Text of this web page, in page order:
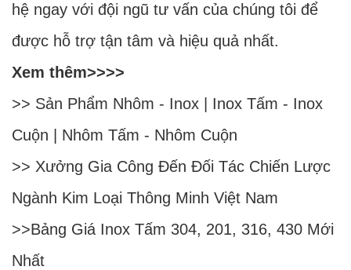
hệ ngay với đội ngũ tư vấn của chúng tôi để
được hỗ trợ tận tâm và hiệu quả nhất.
Xem thêm>>>>
>> Sản Phẩm Nhôm - Inox Inox Tấm - Inox
Cuộn
Nhôm Tấm - Nhôm Cuộn
>> Xưởng Gia Công Đến Đối Tác Chiến Lược
Ngành Kim Loại Thông Minh Việt Nam
>>Bảng Giá Inox Tấm 304, 201, 316, 430 Mới
Nhất